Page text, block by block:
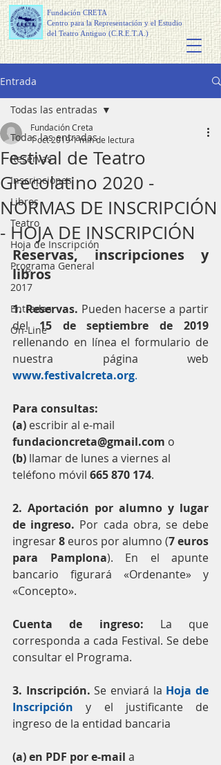
Fundación CRETA
Centro para la Representación y el Estudio
del Teatro Antiguo (C.R.E.T.A.)
Entrada
Todas las entradas
Reservas
Inscripciones
Libros
Teatro
Hoja de Inscripción
Programa General
2017
Entradas
On-Line
Todas las entradas
Festival de Teatro
Grecolatino 2020 -
NORMAS DE INSCRIPCIÓN
- HOJA DE INSCRIPCIÓN
Fundación Creta
1 oct 20191 min de lectura
Reservas, inscripciones y
libros
1. Reservas. Pueden hacerse a partir
del 15 de septiembre de 2019
rellenando en línea el formulario de
www.festivalcreta.org.
Para consultas:
(a) escribir al e-mail
fundacioncreta@gmail.com o
(b) llamar de lunes a viernes al
teléfono móvil 665 870 174.
2. Aportación por alumno y lugar
de ingreso. Por cada obra, se debe
ingresar 8 euros por alumno (7 euros
para Pamplona). En el apunte
bancario figurará «Ordenante» y
«Concepto».
Cuenta de ingreso: La que
corresponda a cada Festival. Se debe
consultar el Programa.
3. Inscripción. Se enviará la Hoja de
Inscripción y el justificante de
ingreso de la entidad bancaria
(a) en PDF por e-mail a